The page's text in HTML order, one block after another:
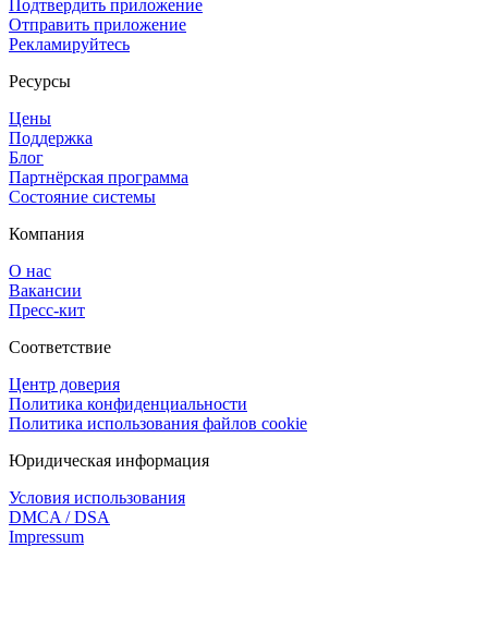
Подтвердить приложение
Отправить приложение
Рекламируйтесь
Ресурсы
Цены
Поддержка
Блог
Партнёрская программа
Состояние системы
Компания
О нас
Вакансии
Пресс-кит
Соответствие
Центр доверия
Политика конфиденциальности
Политика использования файлов cookie
Юридическая информация
Условия использования
DMCA / DSA
Impressum